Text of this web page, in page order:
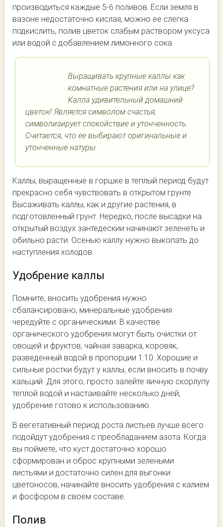
производиться каждые 5-6 поливов. Если земля в
вазоне недостаточно кислая, можно ее слегка
подкислить, полив цветок слабым раствором уксуса
или водой с добавлением лимонного сока.
Выращивать крупные каллы как
комнатные растения или на улице?
Калла удивительный домашний
цветок! Является символом счастья,
символизирует спокойствие и утонченность.
Считается, что ее выбирают оригинальные и
утонченные натуры.
Каллы, выращенные в горшке в теплый период будут
прекрасно себя чувствовать в открытом грунте.
Высаживать каллы, как и другие растения, в
подготовленный грунт. Нередко, после высадки на
открытый воздух зантедескии начинают зеленеть и
обильно расти. Осенью каллу нужно выкопать до
наступления холодов.
Удобрение каллы
Помните, вносить удобрения нужно
сбалансировано, минеральные удобрения
чередуйте с органическими. В качестве
органического удобрения могут быть очистки от
овощей и фруктов, чайная заварка, коровяк,
разведенный водой в пропорции 1:10. Хорошие и
сильные ростки будут у каллы, если вносить в почву
кальций. Для этого, просто залейте яичную скорлупу
теплой водой и настаивайте несколько дней,
удобрение готово к использованию.
В вегетативный период роста листьев лучше всего
подойдут удобрения с преобладанием азота. Когда
вы поймете, что куст достаточно хорошо
сформирован и оброс крупными зелеными
листьями и достаточно силен для выгонки
цветоносов, начинайте вносить удобрения с калием
и фосфором в своем составе.
Полив